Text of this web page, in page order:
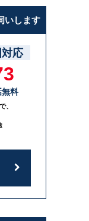
いします
応
料
、